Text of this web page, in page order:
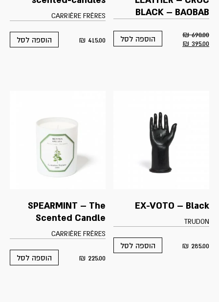
BLACK – BAOBAB
690.00
₪
Original
395.00
₪ הוספה לסל
CARRIÈRE FRÈRES
415.00
₪ הוספה לסל
EX-VOTO – Black
TRUDON
285.00
₪ הוספה לסל
SPEARMINT – The
Scented Candle
CARRIÈRE FRÈRES
225.00
₪ הוספה לסל